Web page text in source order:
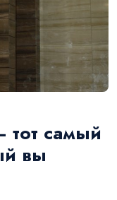
тот самый
вы